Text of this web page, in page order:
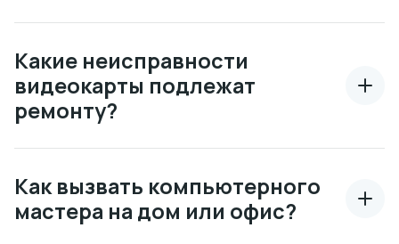
Какие неисправности
видеокарты подлежат
ремонту?
Как вызвать компьютерного
мастера на дом или офис?